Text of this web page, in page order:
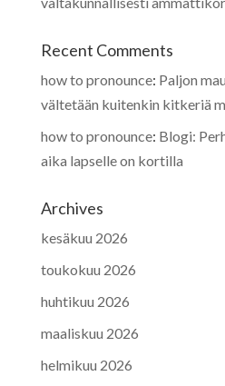
Recent Comments
how to pronounce: Paljon
vältetään kuitenkin kitkeriä
how to pronounce: Blogi:
aika lapselle on kortilla
Archives
kesäkuu 2026
toukokuu 2026
huhtikuu 2026
maaliskuu 2026
helmikuu 2026